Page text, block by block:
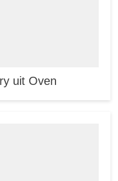
uit Oven